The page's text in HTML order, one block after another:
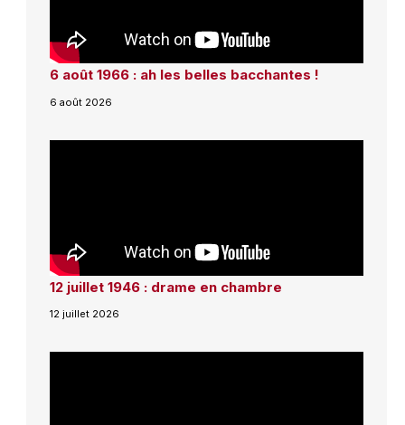
6 août 1966 : ah les belles bacchantes !
6 août 2026
12 juillet 1946 : drame en chambre
12 juillet 2026